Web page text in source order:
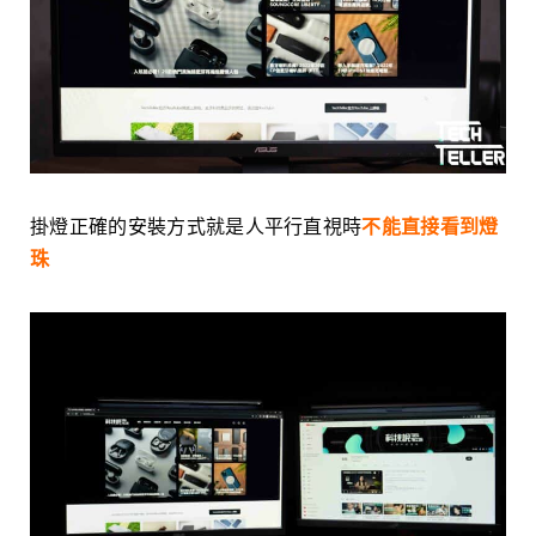
掛燈正確的安裝方式就是人平行直視時不能直接看到燈
珠